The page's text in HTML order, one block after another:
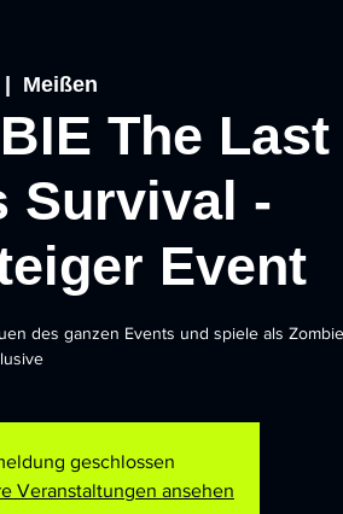
|
Meißen
The Last
Survival -
Event
des ganzen Events und spiele als
geschlossen
Veranstaltungen ansehen